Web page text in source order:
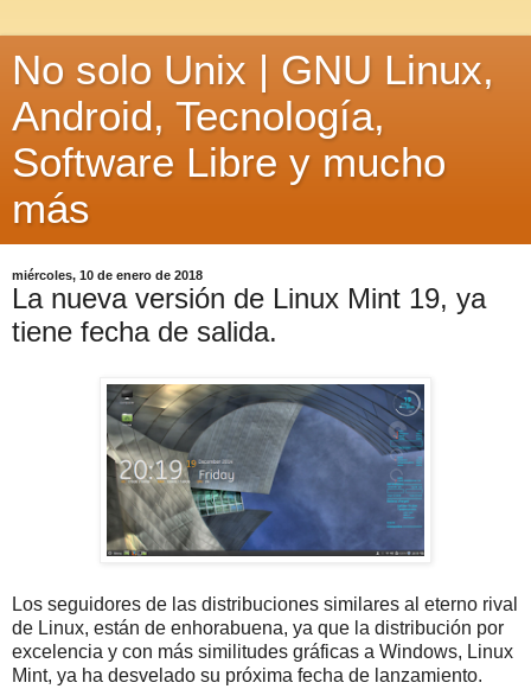
No solo Unix | GNU Linux,
Android, Tecnología,
Software Libre y mucho
más
miércoles, 10 de enero de 2018
La nueva versión de Linux Mint 19, ya
tiene fecha de salida.
Los seguidores de las distribuciones similares al eterno rival
de Linux, están de enhorabuena, ya que la distribución por
excelencia y con más similitudes gráficas a Windows, Linux
Mint, ya ha desvelado su próxima fecha de lanzamiento.